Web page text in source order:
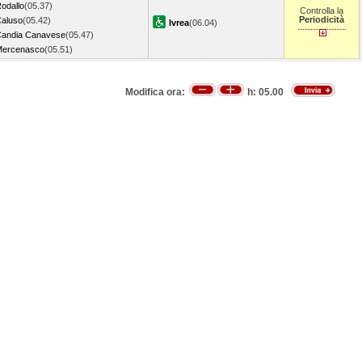
(05.37)
(05.42)
Canavese(05.47)
(05.51)
Ivrea(06.04)
Controlla la
Periodicità
Modifica ora: h: 05.00